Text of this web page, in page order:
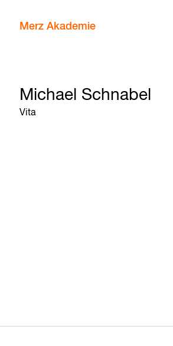
Merz Akademie
Michael Schnabel
Vita